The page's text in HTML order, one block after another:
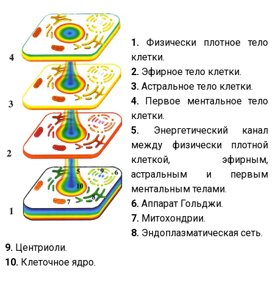
1. Физически плотное тело
клетки.
2. Эфирное тело клетки.
3. Астральное тело клетки.
4. Первое ментальное тело
клетки.
5. Энергетический канал
между физически плотной
клеткой, эфирным,
астральным и первым
ментальным телами.
6. Аппарат Гольджи.
7. Митохондрии.
8. Эндоплазматическая сеть.
9. Центриоли.
10. Клеточное ядро.